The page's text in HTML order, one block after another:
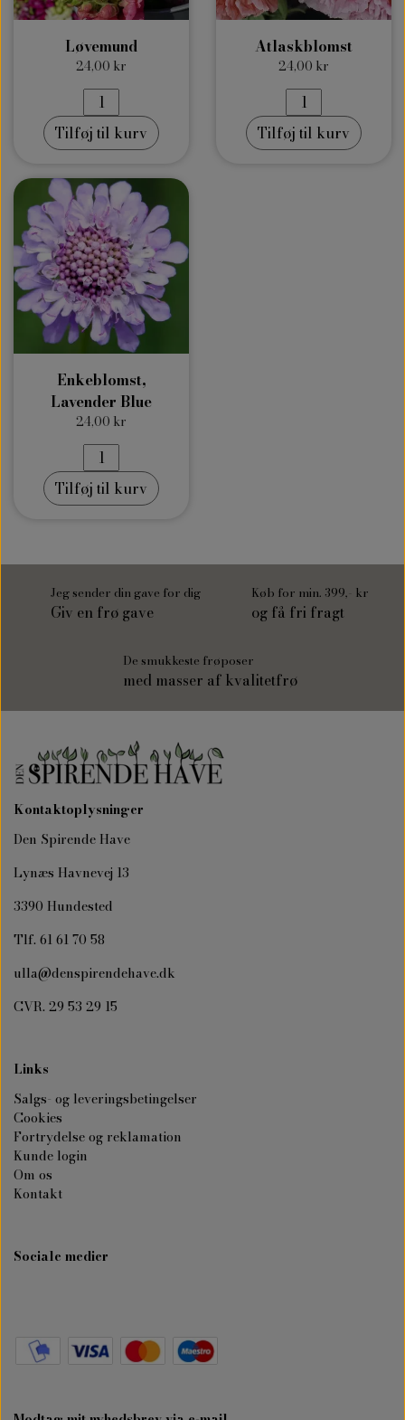
Løvemund
24,00 kr
Tilføj til kurv
Atlaskblomst
24,00 kr
Tilføj til kurv
Enkeblomst,
Lavender Blue
24,00 kr
Tilføj til kurv
Jeg sender din gave for dig
Giv en frø gave
Køb for min. 399,- kr
og få fri fragt
De smukkeste frøposer
med masser af kvalitetfrø
Kontaktoplysninger
Den Spirende Have
Lynæs Havnevej 13
3390 Hundested
Tlf. 61 61 70 58
ulla@denspirendehave.dk
CVR. 29 53 29 15
Links
Salgs- og leveringsbetingelser
Cookies
Fortrydelse og reklamation
Kunde login
Om os
Kontakt
Sociale medier